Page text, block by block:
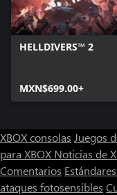
HELLDIVERS™ 2
MXN$699.00+
XBOX consolas Juegos
para XBOX Noticias de
Comentarios
ataques fotosensibles